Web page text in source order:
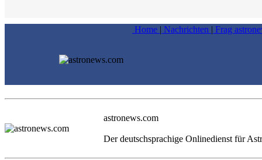
Home | Nachrichten | Frag
astronews.com
Der deutschsprachige Onlinedienst für